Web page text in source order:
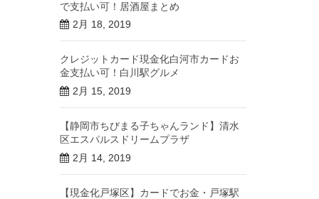
で支払い可！居酒屋まとめ
2月 18, 2019
クレジットカード現金化白河市カードお
金支払い可！白川駅グルメ
2月 15, 2019
【静岡市ちびまる子ちゃんランド】清水
区エスパルスドリームプラザ
2月 14, 2019
【現金化戸塚区】カードでお金・戸塚駅